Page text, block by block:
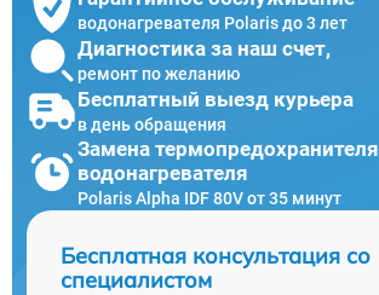
водонагревателя Polaris до 3 лет
Диагностика за наш счет,
ремонт по желанию
Бесплатный выезд курьера
в день обращения
Замена термопредохранителя
водонагревателя
Polaris Alpha IDF 80V от 35 минут
Бесплатная консультация со
специалистом